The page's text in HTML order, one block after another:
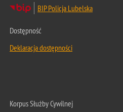
BIP Policja Lubelska
Dostępność
Deklaracja dostępności
Korpus Służby Cywilnej